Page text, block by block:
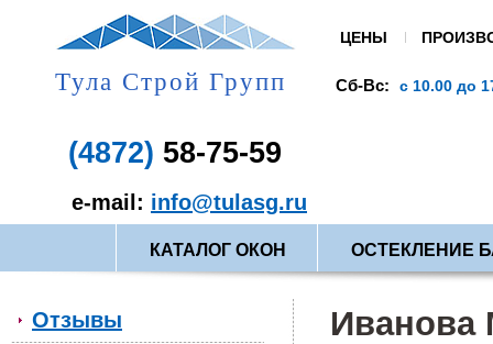
Тула Строй Групп
ЦЕНЫ
Пн-Пт: с 9.00 - до 19.00 Сб-Вс: с 10.00 до
(4872) 58-75-59
e-mail: info@tulasg.ru
КАТАЛОГ ОКОН ОСТЕКЛЕНИЕ
Отзывы Иванова